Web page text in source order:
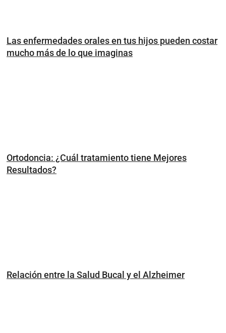
Las enfermedades orales en tus hijos pueden costar
mucho más de lo que imaginas
Ortodoncia: ¿Cuál tratamiento tiene Mejores
Resultados?
Relación entre la Salud Bucal y el Alzheimer